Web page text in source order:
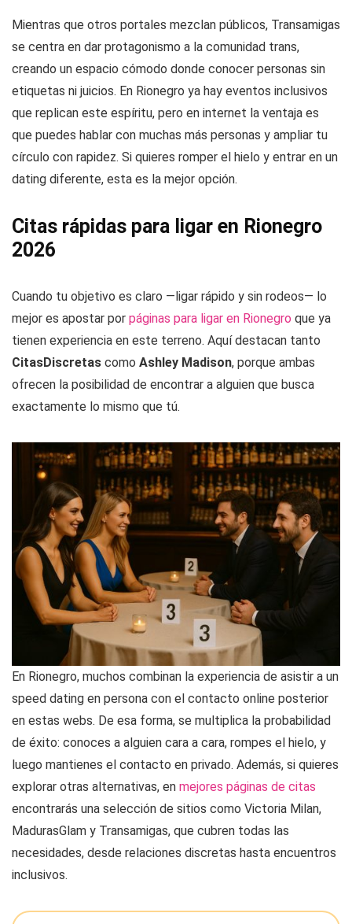
Mientras que otros portales mezclan públicos, Transamigas
se centra en dar protagonismo a la comunidad trans,
creando un espacio cómodo donde conocer personas sin
etiquetas ni juicios. En Rionegro ya hay eventos inclusivos
que replican este espíritu, pero en internet la ventaja es
que puedes hablar con muchas más personas y ampliar tu
círculo con rapidez. Si quieres romper el hielo y entrar en un
dating diferente, esta es la mejor opción.
Citas rápidas para ligar en Rionegro
2026
Cuando tu objetivo es claro —ligar rápido y sin rodeos— lo
mejor es apostar por páginas para ligar en Rionegro que ya
tienen experiencia en este terreno. Aquí destacan tanto
CitasDiscretas como Ashley Madison, porque ambas
ofrecen la posibilidad de encontrar a alguien que busca
exactamente lo mismo que tú.
En Rionegro, muchos combinan la experiencia de asistir a un
speed dating en persona con el contacto online posterior
en estas webs. De esa forma, se multiplica la probabilidad
de éxito: conoces a alguien cara a cara, rompes el hielo, y
luego mantienes el contacto en privado. Además, si quieres
explorar otras alternativas, en mejores páginas de citas
encontrarás una selección de sitios como Victoria Milan,
MadurasGlam y Transamigas, que cubren todas las
necesidades, desde relaciones discretas hasta encuentros
inclusivos.